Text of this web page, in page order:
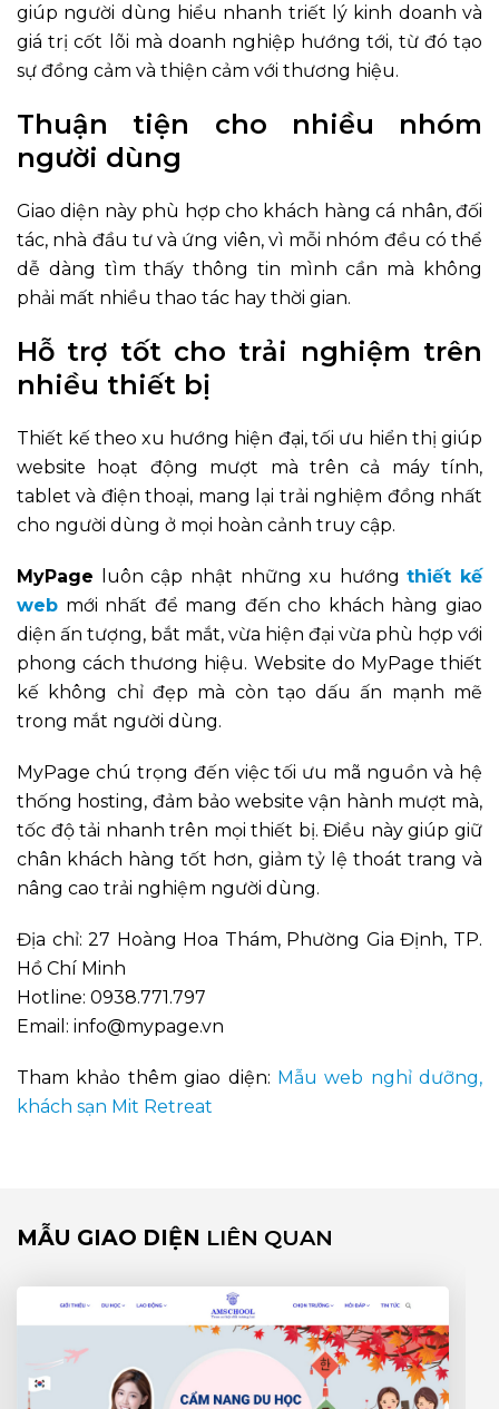
giúp người dùng hiểu nhanh triết lý kinh doanh và
giá trị cốt lõi mà doanh nghiệp hướng tới, từ đó tạo
sự đồng cảm và thiện cảm với thương hiệu.
Thuận tiện cho nhiều nhóm
người dùng
Giao diện này phù hợp cho khách hàng cá nhân, đối
tác, nhà đầu tư và ứng viên, vì mỗi nhóm đều có thể
dễ dàng tìm thấy thông tin mình cần mà không
phải mất nhiều thao tác hay thời gian.
Hỗ trợ tốt cho trải nghiệm trên
nhiều thiết bị
Thiết kế theo xu hướng hiện đại, tối ưu hiển thị giúp
website hoạt động mượt mà trên cả máy tính,
tablet và điện thoại, mang lại trải nghiệm đồng nhất
cho người dùng ở mọi hoàn cảnh truy cập.
MyPage luôn cập nhật những xu hướngthiết kế
web mới nhất để mang đến cho khách hàng giao
diện ấn tượng, bắt mắt, vừa hiện đại vừa phù hợp với
phong cách thương hiệu. Website do MyPage thiết
kế không chỉ đẹp mà còn tạo dấu ấn mạnh mẽ
trong mắt người dùng.
MyPage chú trọng đến việc tối ưu mã nguồn và hệ
thống hosting, đảm bảo website vận hành mượt mà,
tốc độ tải nhanh trên mọi thiết bị. Điều này giúp giữ
chân khách hàng tốt hơn, giảm tỷ lệ thoát trang và
nâng cao trải nghiệm người dùng.
Địa chỉ:27 Hoàng Hoa Thám, Phường Gia Định, TP.
Hồ Chí Minh
Hotline: 0938.771.797
Email: info@mypage.vn
Tham khảo thêm giao diện: Mẫu web nghỉ dưỡng,
khách sạn Mit Retreat
MẪU GIAO DIỆN LIÊN QUAN